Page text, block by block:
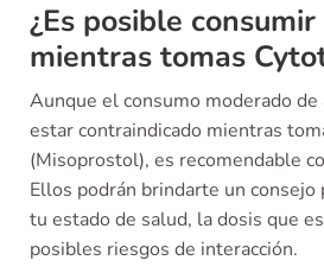
¿Es posible
mientras tomas
Aunque el consumo moderado
estar contraindicado mientras
(Misoprostol), es recomendable
Ellos podrán brindarte un consejo
tu estado de salud, la dosis que
posibles riesgos de interacción.